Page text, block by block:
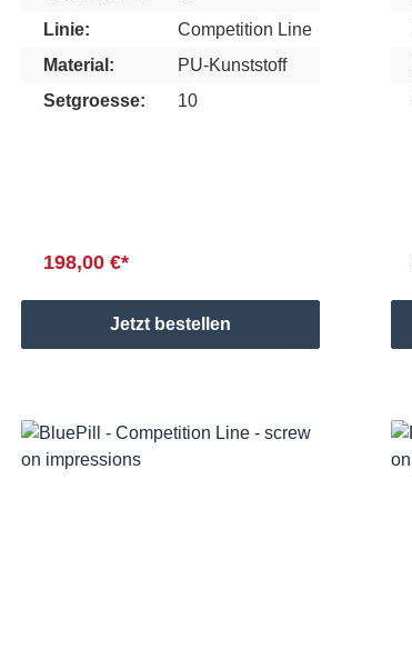
Linie:
Competition Line
Material:
PU-Kunststoff
Setgroesse:
10
198,00 €*
Jetzt bestellen